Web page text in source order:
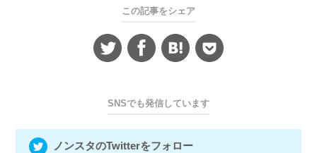
この記事をシェア
SNSでも発信しています
ノンスタのTwitterをフォロー